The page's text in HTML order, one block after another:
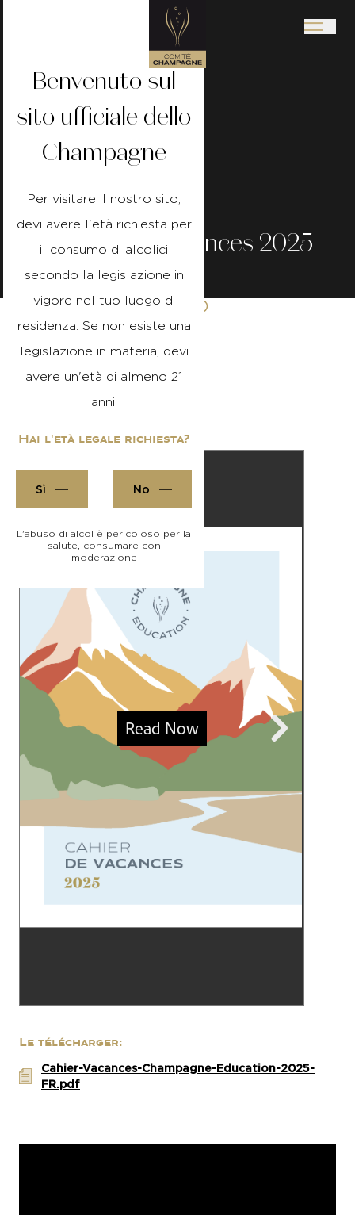
Benvenuto sul
sito ufficiale dello
Champagne
Per visitare il nostro sito,
devi avere l'età richiesta per
il consumo di alcolici
secondo la legislazione in
vigore nel tuo luogo di
residenza. Se non esiste una
legislazione in materia, devi
avere un'età di almeno 21
anni.
Hai l'età legale richiesta?
Sì No
L'abuso di alcol è pericoloso per la
salute, consumare con
moderazione
Cahierde Vacances2025
Pubblicato il 07/07/25
Le télécharger:
Cahier-Vacances-Champagne-Education-2025-
FR.pdf